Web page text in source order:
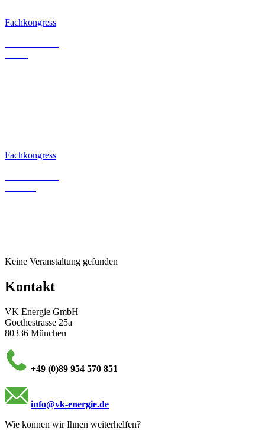
Fachkongress
Fachkongress
Keine Veranstaltung gefunden
Kontakt
VK Energie GmbH
Goethestrasse 25a
80336 München
+49 (0)89 954 570 851
info@vk-energie.de
Wie können wir Ihnen weiterhelfen?